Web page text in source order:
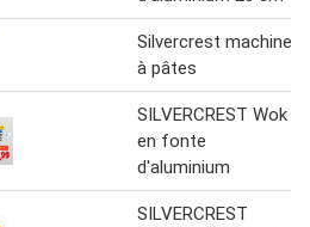
Silvercrest machine
à pâtes
SILVERCREST Wok
en fonte
d'aluminium
SILVERCREST